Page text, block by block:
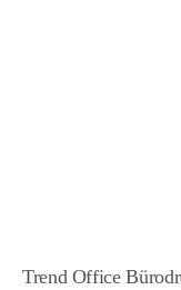
Trend Office